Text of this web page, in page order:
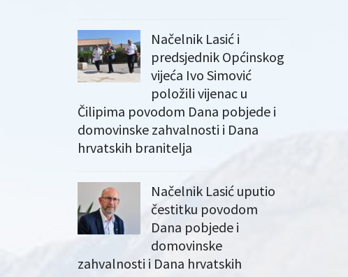
Načelnik Lasić i
predsjednik Općinskog
vijeća Ivo Simović
položili vijenac u
Čilipima povodom Dana pobjede i
domovinske zahvalnosti i Dana
hrvatskih branitelja
Načelnik Lasić uputio
čestitku povodom
Dana pobjede i
domovinske
zahvalnosti i Dana hrvatskih